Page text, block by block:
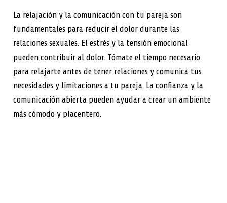
La relajación y la comunicación con tu pareja son
fundamentales para reducir el dolor durante las
relaciones sexuales. El estrés y la tensión emocional
pueden contribuir al dolor. Tómate el tiempo necesario
para relajarte antes de tener relaciones y comunica tus
necesidades y limitaciones a tu pareja. La confianza y la
comunicación abierta pueden ayudar a crear un ambiente
más cómodo y placentero.